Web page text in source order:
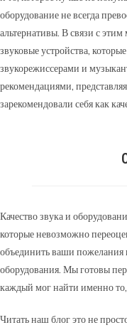
оборудование не всегда
альтернативы. В связи с
звуковые устройства,
звукорежиссерами и
рекомендациями,
зарекомендовали себя как
Качество звука и
которые невозможно
объединить ваши
оборудования. Мы готовы
каждый мог найти именно
Читать наш блог это не